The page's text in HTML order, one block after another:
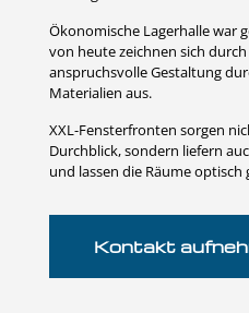
Ökonomische Lagerhalle war
von heute zeichnen sich
anspruchsvolle Gestaltung
Materialien aus.
XXL-Fensterfronten sorgen
Durchblick, sondern liefern
und lassen die Räume
Kontakt